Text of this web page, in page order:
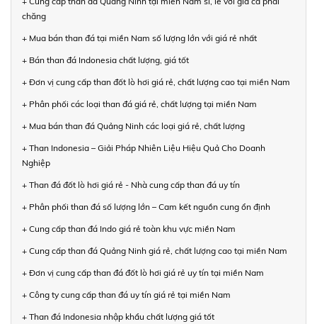
chăng
+ Mua bán than đá tại miền Nam số lượng lớn với giá rẻ nhất
+ Bán than đá Indonesia chất lượng, giá tốt
+ Đơn vị cung cấp than đốt lò hơi giá rẻ, chất lượng cao tại miền Nam
+ Phân phối các loại than đá giá rẻ, chất lượng tại miền Nam
+ Mua bán than đá Quảng Ninh các loại giá rẻ, chất lượng
+ Than Indonesia – Giải Pháp Nhiên Liệu Hiệu Quả Cho Doanh
Nghiệp
+ Than đá đốt lò hơi giá rẻ - Nhà cung cấp than đá uy tín
+ Phân phối than đá số lượng lớn – Cam kết nguồn cung ổn định
+ Cung cấp than đá Indo giá rẻ toàn khu vực miền Nam
+ Cung cấp than đá Quảng Ninh giá rẻ, chất lượng cao tại miền Nam
+ Đơn vị cung cấp than đá đốt lò hơi giá rẻ uy tín tại miền Nam
+ Công ty cung cấp than đá uy tín giá rẻ tại miền Nam
+ Than đá Indonesia nhập khẩu chất lượng giá tốt